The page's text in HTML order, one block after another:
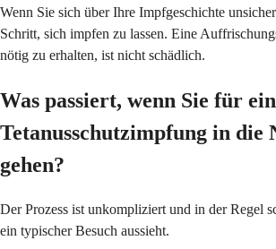
Wenn Sie sich über Ihre Impfgeschichte
Schritt, sich impfen zu lassen. Eine
nötig zu erhalten, ist nicht schädlich.
Was passiert, wenn Sie für
Tetanusschutzimpfung in die
gehen?
Der Prozess ist unkompliziert und in der Regel
ein typischer Besuch aussieht.